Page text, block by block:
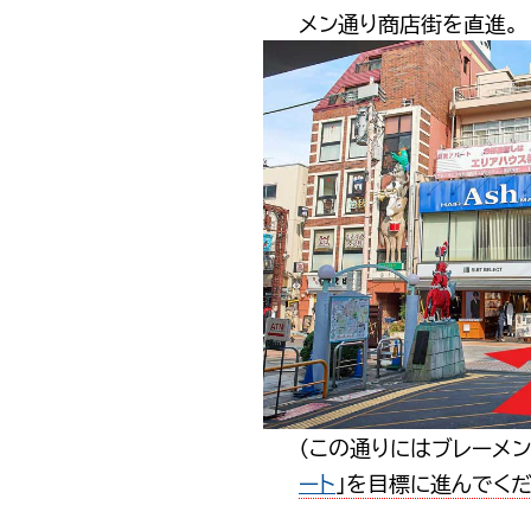
メン通り商店街を直進。
（この通りにはブレーメ
ート 」を目標に進んでく